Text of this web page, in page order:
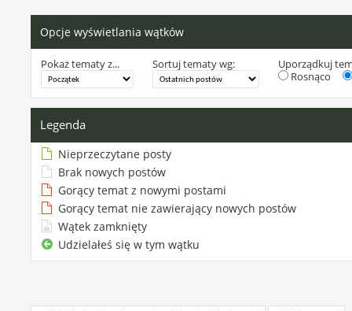
Opcje wyświetlania wątków
Pokaż tematy z... Sortuj tematy wg:
Uporządkuj
Rosnąco
Legenda
Nieprzeczytane posty
Brak nowych postów
Gorący temat z nowymi postami
Gorący temat nie zawierający nowych postów
Wątek zamknięty
Udzielałeś się w tym wątku